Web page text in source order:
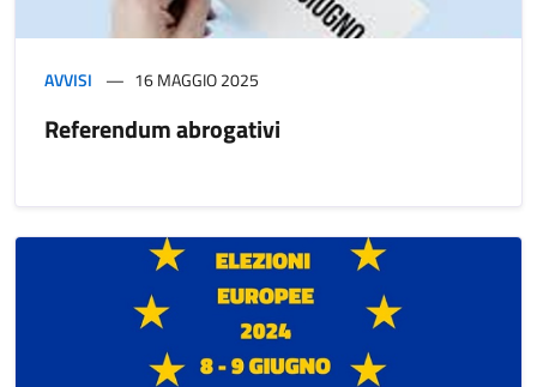
AVVISI 16 MAGGIO 2025
Referendum abrogativi